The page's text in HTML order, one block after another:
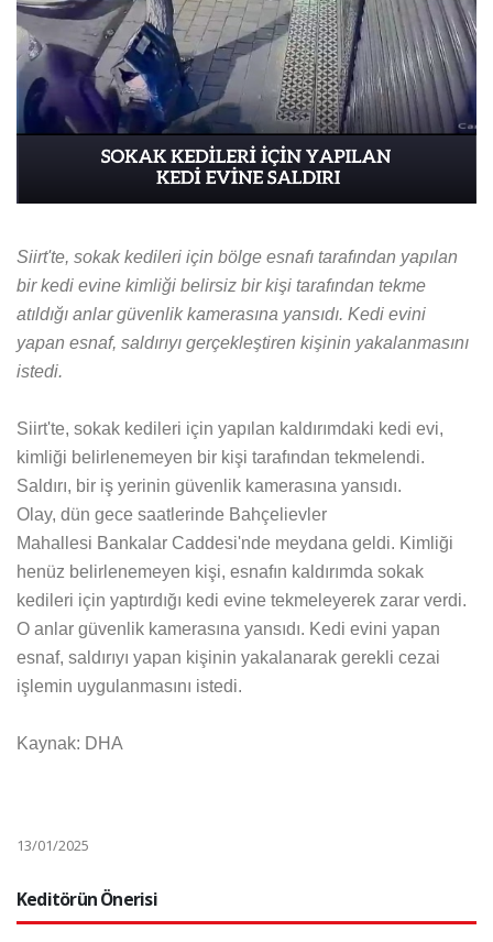
Siirt'te, sokak kedileri için bölge esnafı tarafından yapılan
bir kedi evine kimliği belirsiz bir kişi tarafından tekme
atıldığı anlar güvenlik kamerasına yansıdı. Kedi evini
yapan esnaf, saldırıyı gerçekleştiren kişinin yakalanmasını
istedi.
Siirt'te, sokak kedileri için yapılan kaldırımdaki kedi evi,
kimliği belirlenemeyen bir kişi tarafından tekmelendi.
Saldırı, bir iş yerinin güvenlik kamerasına yansıdı.
Olay, dün gece saatlerinde Bahçelievler
Mahallesi Bankalar Caddesi'nde meydana geldi. Kimliği
henüz belirlenemeyen kişi, esnafın kaldırımda sokak
kedileri için yaptırdığı kedi evine tekmeleyerek zarar verdi.
O anlar güvenlik kamerasına yansıdı. Kedi evini yapan
esnaf, saldırıyı yapan kişinin yakalanarak gerekli cezai
işlemin uygulanmasını istedi.
Kaynak: DHA
13/01/2025
Keditörün Önerisi